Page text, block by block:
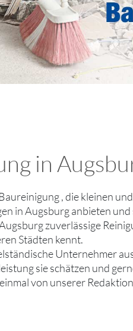
in
, die kleinen
in Augsburg anbieten
zuverlässige
Städten kennt.
Unternehmer
sie schätzen und
von unserer